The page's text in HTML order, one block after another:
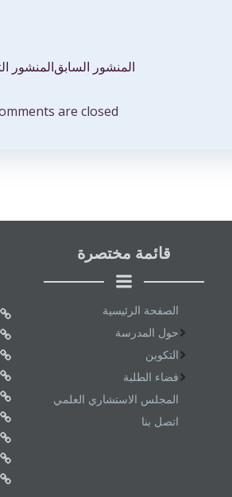
المنشور السابقالمنشور
are closed
قائمة مختصرة
الصفحة الرئيسية
حول المدرسة
التكوين
فضاء الطلبة
المجلس الاستشاري العلمي
اتصل بنا